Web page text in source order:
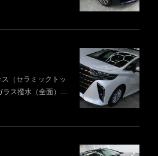
（セラミックトッ
ラス撥水（全面）…